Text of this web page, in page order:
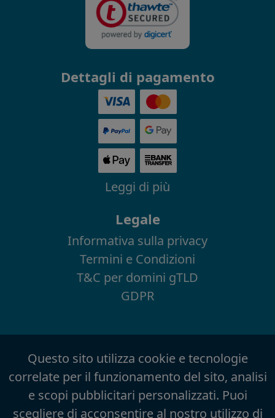
Dettagli di pagamento
Leggi di più
Legale
Informativa sulla privacy
Termini e Condizioni
T&C per domini gTLD
GDPR
Questo sito utilizza cookie e tecnologie
correlate per il funzionamento del sito, analisi
e scopi pubblicitari personalizzati. Puoi
scegliere di acconsentire al nostro utilizzo di